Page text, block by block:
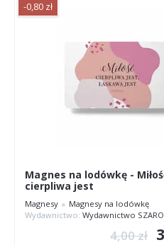
-0,80 zł
Magnes na lodówkę -
cierpliwa jest
Magnesy
Magnesy na lodówkę
Wydawnictwo: Wydawnictwo
4,00 zł